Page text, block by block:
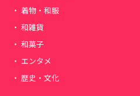
着物・和服
和雑貨
和菓子
エンタメ
歴史・文化